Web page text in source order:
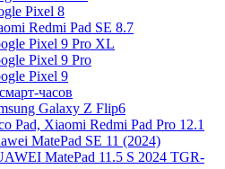
Pixel 8
Redmi Pad SE 8.7
Pixel 9 Pro XL
Pixel 9 Pro
Pixel 9
часов
Galaxy Z Flip6
Pad, Xiaomi Redmi Pad Pro 12.1
MatePad SE 11 (2024)
MatePad 11.5 S 2024 TGR-